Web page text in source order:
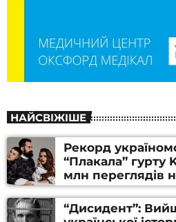
НАЙСВІЖІШЕ
Рекорд
“Плакала” гурту
млн переглядів
“Дисидент”: